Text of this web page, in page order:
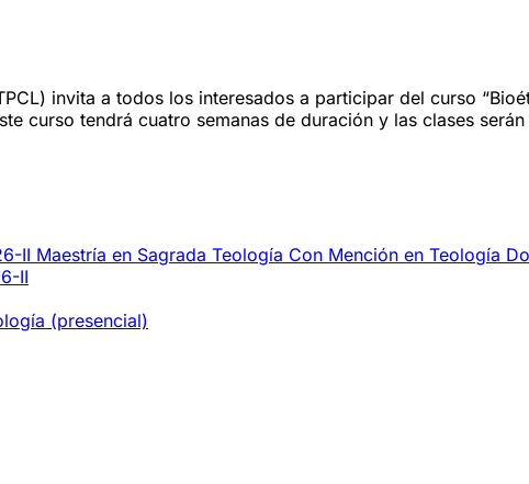
invita a todos los interesados a participar del curso
curso tendrá cuatro semanas de duración y las clases
II Maestría en Sagrada Teología Con Mención en Teología
II
(presencial)